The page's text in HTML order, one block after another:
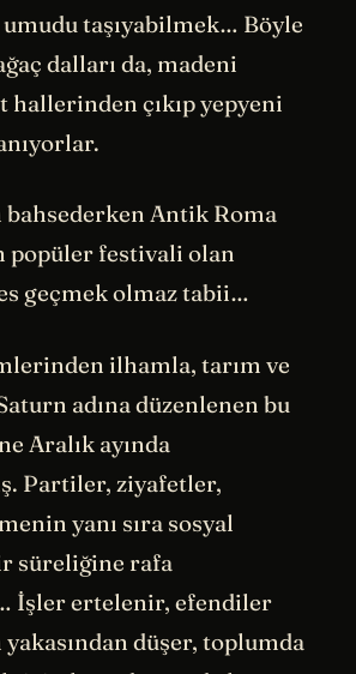
umudu taşıyabilmek… Böyle
dalları da, madeni
hallerinden çıkıp yepyeni
Antik Roma
popüler festivali olan
geçmek olmaz tabii…
ilhamla, tarım ve
adına düzenlenen bu
Aralık ayında
Partiler, ziyafetler,
yanı sıra sosyal
süreliğine rafa
İşler ertelenir, efendiler
düşer, toplumda